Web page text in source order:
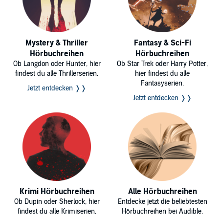
Mystery & Thriller
Hörbuchreihen
Ob Langdon oder Hunter, hier
findest du alle Thrillerserien.
Jetzt entdecken ❭❭
Fantasy & Sci-Fi
Hörbuchreihen
Ob Star Trek oder Harry Potter,
hier findest du alle
Fantasyserien.
Jetzt entdecken ❭❭
Krimi Hörbuchreihen
Ob Dupin oder Sherlock, hier
findest du alle Krimiserien.
Alle Hörbuchreihen
Entdecke jetzt die beliebtesten
Hörbuchreihen bei Audible.